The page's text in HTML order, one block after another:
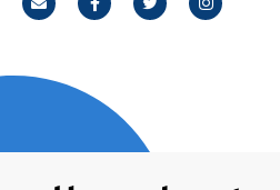
CourrielFacebookTwitterInstagram